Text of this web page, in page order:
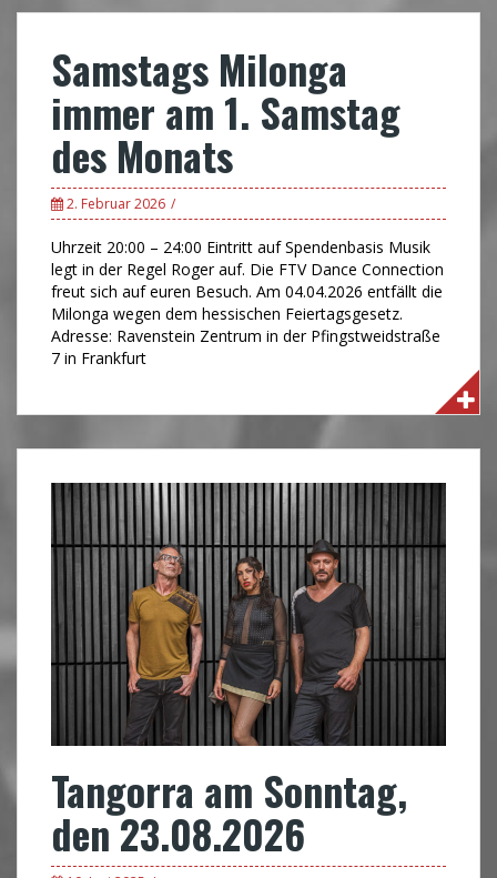
Samstags Milonga
immer am 1. Samstag
des Monats
2. Februar 2026
Uhrzeit 20:00 – 24:00 Eintritt auf Spendenbasis Musik
legt in der Regel Roger auf. Die FTV Dance Connection
freut sich auf euren Besuch. Am 04.04.2026 entfällt die
Milonga wegen dem hessischen Feiertagsgesetz.
Adresse: Ravenstein Zentrum in der Pfingstweidstraße
7 in Frankfurt
Tangorra am Sonntag,
den 23.08.2026